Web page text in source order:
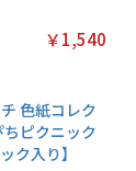
鬼滅の
入り】
￥1,540
色紙コレク
ピクニック
ク入り】